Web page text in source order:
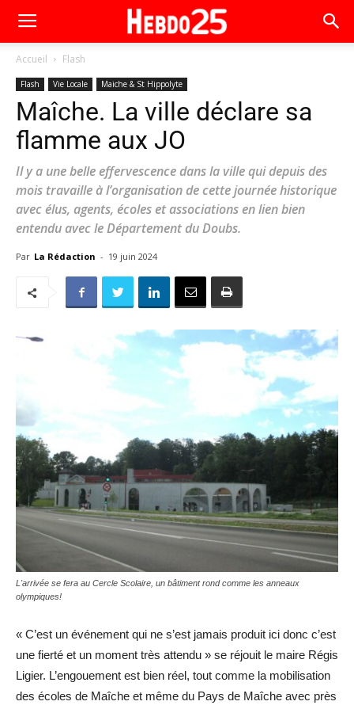
Accueil Flash
Flash Vie Locale Maiche & St Hippolyte
Maîche. La ville déclare sa
flamme aux JO
Il y a une belle effervescence dans la ville qui depuis des
mois travaille à l’organisation de cette journée historique
avec élus, agents, écoles et associations en lien bien
entendu avec le Département du Doubs.
Par La Rédaction - 19 juin 2024
L'arrivée se fera au Cercle Scolaire, un bâtiment rond comme les anneaux
olympiques!
« C’est un événement qui ne s’est jamais produit ici donc c’est
une fierté et un moment très attendu » se réjouit le maire Régis
Ligier. L’engouement est bien réel, tout comme la mobilisation
des écoles de Maîche et même du Pays de Maîche avec près